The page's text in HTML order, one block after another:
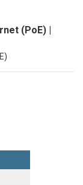
(PoE) |